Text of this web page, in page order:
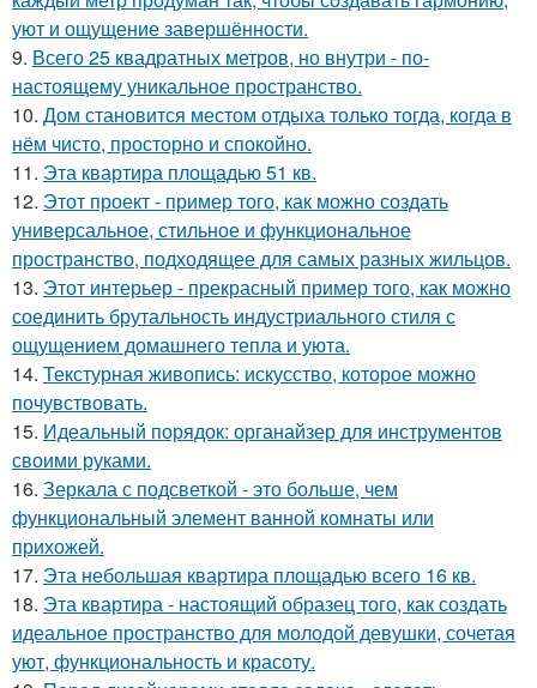
уют и ощущение завершённости.
9. Всего 25 квадратных метров, но внутри - по-
настоящему уникальное пространство.
10. Дом становится местом отдыха только тогда, когда в
нём чисто, просторно и спокойно.
11. Эта квартира площадью 51 кв.
12. Этот проект - пример того, как можно создать
универсальное, стильное и функциональное
пространство, подходящее для самых разных жильцов.
13. Этот интерьер - прекрасный пример того, как можно
соединить брутальность индустриального стиля с
ощущением домашнего тепла и уюта.
14. Текстурная живопись: искусство, которое можно
почувствовать.
15. Идеальный порядок: органайзер для инструментов
своими руками.
16. Зеркала с подсветкой - это больше, чем
функциональный элемент ванной комнаты или
прихожей.
17. Эта небольшая квартира площадью всего 16 кв.
18. Эта квартира - настоящий образец того, как создать
идеальное пространство для молодой девушки, сочетая
уют, функциональность и красоту.